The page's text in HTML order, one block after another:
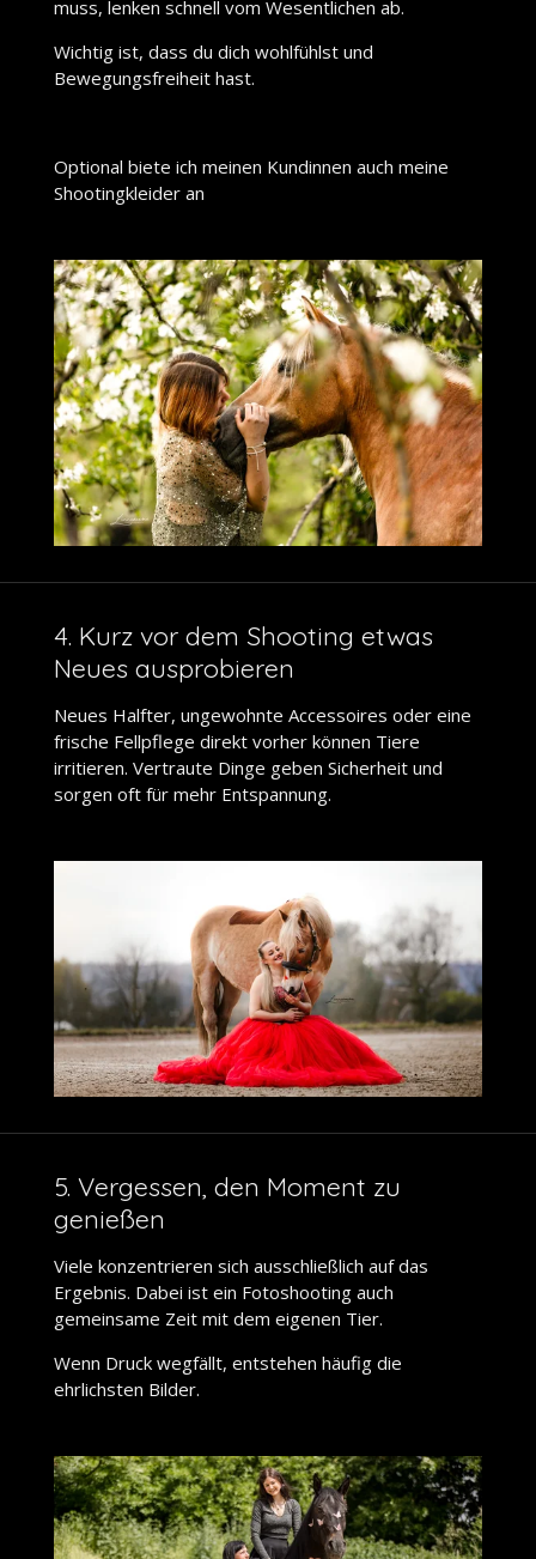
muss, lenken schnell vom Wesentlichen ab.
Wichtig ist, dass du dich wohlfühlst und
Bewegungsfreiheit hast.
Optional biete ich meinen Kundinnen auch meine
Shootingkleider an
4. Kurz vor dem Shooting etwas
Neues ausprobieren
Neues Halfter, ungewohnte Accessoires oder eine
frische Fellpflege direkt vorher können Tiere
irritieren. Vertraute Dinge geben Sicherheit und
sorgen oft für mehr Entspannung.
5. Vergessen, den Moment zu
genießen
Viele konzentrieren sich ausschließlich auf das
Ergebnis. Dabei ist ein Fotoshooting auch
gemeinsame Zeit mit dem eigenen Tier.
Wenn Druck wegfällt, entstehen häufig die
ehrlichsten Bilder.